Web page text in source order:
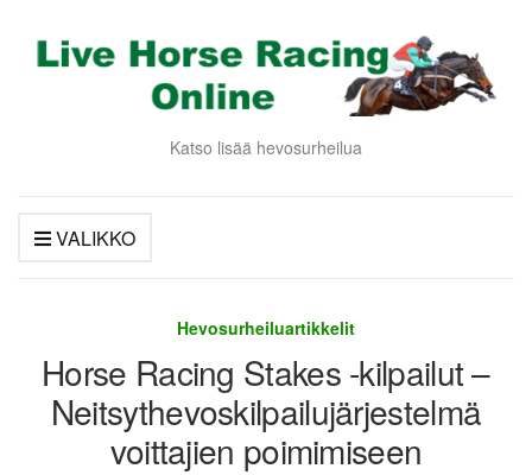
Katso lisää hevosurheilua
VALIKKO
Hevosurheiluartikkelit
Horse Racing Stakes -kilpailut –
Neitsythevoskilpailujärjestelmä
voittajien poimimiseen